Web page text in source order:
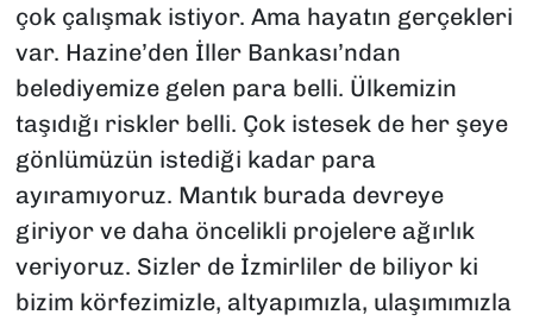
çok çalışmak istiyor. Ama hayatın gerçekleri
var. Hazine’den İller Bankası’ndan
belediyemize gelen para belli. Ülkemizin
taşıdığı riskler belli. Çok istesek de her şeye
gönlümüzün istediği kadar para
ayıramıyoruz. Mantık burada devreye
giriyor ve daha öncelikli projelere ağırlık
veriyoruz. Sizler de İzmirliler de biliyor ki
bizim körfezimizle, altyapımızla, ulaşımımızla